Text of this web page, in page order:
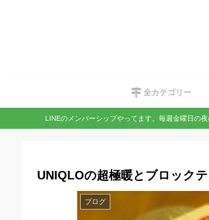
全カテゴリー
LINEのメンバーシップやってます。毎週金曜日の
UNIQLOの超極暖とブロック
ブログ